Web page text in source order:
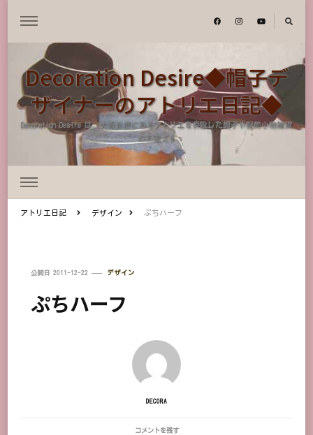
Decoration Desire◆帽子デ
ザイナーのアトリエ日記◆
Decoration Desire は、大阪北摂にあるアトリエを併設した帽子や服飾小物雑貨
のお店です
アトリエ日記 デザイン ぷちハーフ
公開日 2011-12-22 デザイン
ぷちハーフ
DECORA
ぷ
コメントを残す